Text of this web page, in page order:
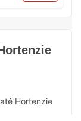
Hortenzie